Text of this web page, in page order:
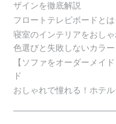
ザインを徹底解説
フロートテレビボードと
寝室のインテリアをおし
色選びと失敗しないカラ
【ソファをオーダーメイ
ド
おしゃれで憧れる！ホテ